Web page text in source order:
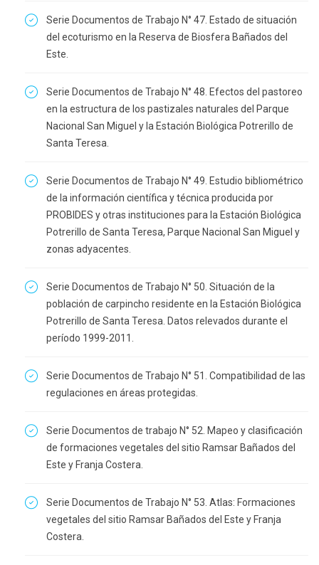
Serie Documentos de Trabajo N° 47. Estado de situación
del ecoturismo en la Reserva de Biosfera Bañados del
Este.
Serie Documentos de Trabajo N° 48. Efectos del pastoreo
en la estructura de los pastizales naturales del Parque
Nacional San Miguel y la Estación Biológica Potrerillo de
Santa Teresa.
Serie Documentos de Trabajo N° 49. Estudio bibliométrico
de la información científica y técnica producida por
PROBIDES y otras instituciones para la Estación Biológica
Potrerillo de Santa Teresa, Parque Nacional San Miguel y
zonas adyacentes.
Serie Documentos de Trabajo N° 50. Situación de la
población de carpincho residente en la Estación Biológica
Potrerillo de Santa Teresa. Datos relevados durante el
período 1999-2011.
Serie Documentos de Trabajo N° 51. Compatibilidad de las
regulaciones en áreas protegidas.
Serie Documentos de trabajo N° 52. Mapeo y clasificación
de formaciones vegetales del sitio Ramsar Bañados del
Este y Franja Costera.
Serie Documentos de Trabajo N° 53. Atlas: Formaciones
vegetales del sitio Ramsar Bañados del Este y Franja
Costera.